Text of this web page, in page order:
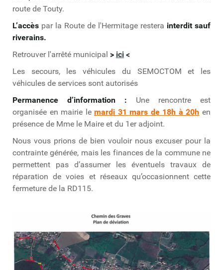
route de Touty.
L’accès par la Route de l'Hermitage restera interdit sauf
riverains.
Retrouver l'arrêté municipal > ici <
Les secours, les véhicules du SEMOCTOM et les
véhicules de services sont autorisés
Permanence d’information : Une rencontre est
organisée en mairie lemardi 31 mars de 18h à 20h en
présence de Mme le Maire et du 1er adjoint.
Nous vous prions de bien vouloir nous excuser pour la
contrainte générée, mais les finances de la commune ne
permettent pas d’assumer les éventuels travaux de
réparation de voies et réseaux qu’occasionnent cette
fermeture de la RD115.